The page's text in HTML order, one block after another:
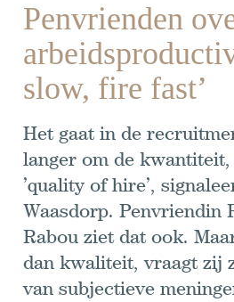
Penvrienden
slow, fire fast’
Het gaat in de
langer om de
’quality of hire’,
Waasdorp. Penvriendin
Rabou ziet dat ook.
dan kwaliteit, vraagt zij
van subjectieve